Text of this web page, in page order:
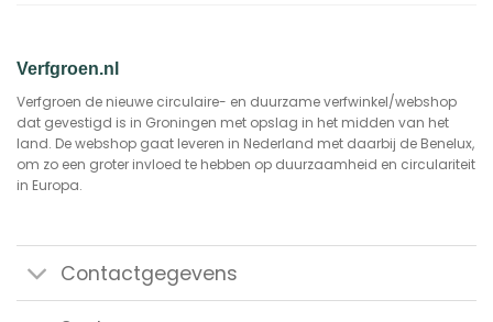
Verfgroen.nl
Verfgroen de nieuwe circulaire- en duurzame verfwinkel/webshop
dat gevestigd is in Groningen met opslag in het midden van het
land. De webshop gaat leveren in Nederland met daarbij de Benelux,
om zo een groter invloed te hebben op duurzaamheid en circulariteit
in Europa.
Contactgegevens